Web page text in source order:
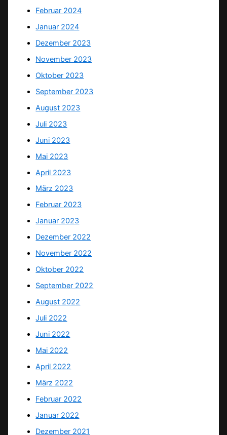
Februar 2024
Januar 2024
Dezember 2023
November 2023
Oktober 2023
September 2023
August 2023
Juli 2023
Juni 2023
Mai 2023
April 2023
März 2023
Februar 2023
Januar 2023
Dezember 2022
November 2022
Oktober 2022
September 2022
August 2022
Juli 2022
Juni 2022
Mai 2022
April 2022
März 2022
Februar 2022
Januar 2022
Dezember 2021